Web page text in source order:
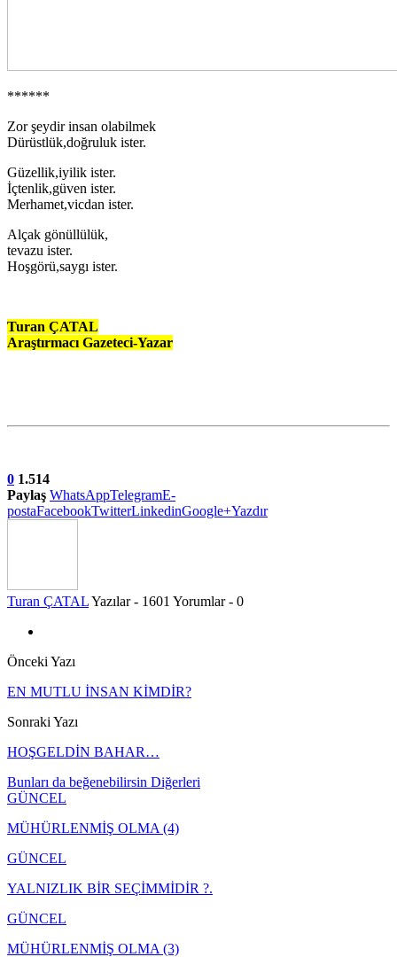
******
Zor şeydir insan olabilmek
Dürüstlük,doğruluk ister.
Güzellik,iyilik ister.
İçtenlik,güven ister.
Merhamet,vicdan ister.
Alçak gönüllülük,
tevazu ister.
Hoşgörü,saygı ister.
Turan ÇATAL
Araştırmacı Gazeteci-Yazar
0 1.514
Paylaş WhatsAppTelegramE-
postaFacebookTwitterLinkedinGoogle+Yazdır
Turan ÇATALYazılar - 1601 Yorumlar - 0
Önceki Yazı
EN MUTLU İNSAN KİMDİR?
Sonraki Yazı
HOŞGELDİN BAHAR…
Bunları da beğenebilirsin Diğerleri
GÜNCEL
MÜHÜRLENMİŞ OLMA (4)
GÜNCEL
YALNIZLIK BİR SEÇİMMİDİR ?.
GÜNCEL
MÜHÜRLENMİŞ OLMA (3)